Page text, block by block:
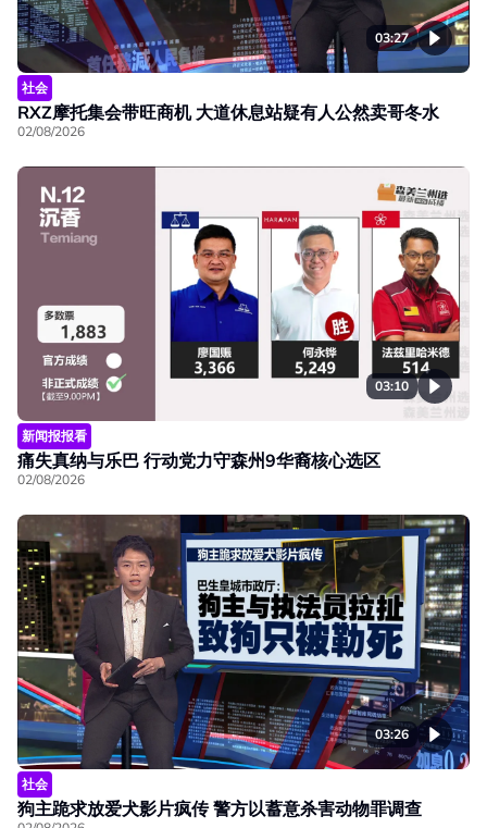
03:27
社会
RXZ摩托集会带旺商机 大道休息站疑有人公然卖哥冬水
02/08/2026
03:10
新闻报报看
痛失真纳与乐巴 行动党力守森州9华裔核心选区
02/08/2026
03:26
社会
狗主跪求放爱犬影片疯传 警方以蓄意杀害动物罪调查